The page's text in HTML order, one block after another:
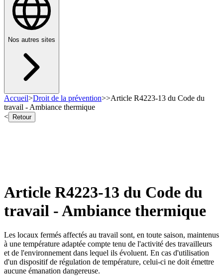
Nos autres sites
Accueil>Droit de la prévention>>Article R4223-13 du Code du
travail - Ambiance thermique
<
Retour
Article R4223-13 du Code du
travail - Ambiance thermique
Les locaux fermés affectés au travail sont, en toute saison, maintenus
à une température adaptée compte tenu de l'activité des travailleurs
et de l'environnement dans lequel ils évoluent. En cas d'utilisation
d'un dispositif de régulation de température, celui-ci ne doit émettre
aucune émanation dangereuse.